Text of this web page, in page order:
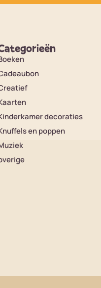
decoraties
en poppen